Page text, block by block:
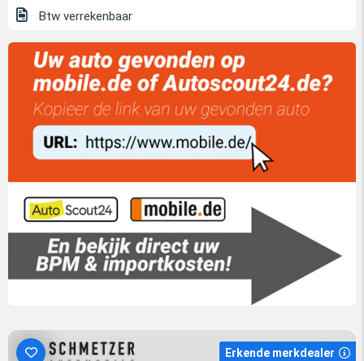
Btw verrekenbaar
Erkende merkdealer